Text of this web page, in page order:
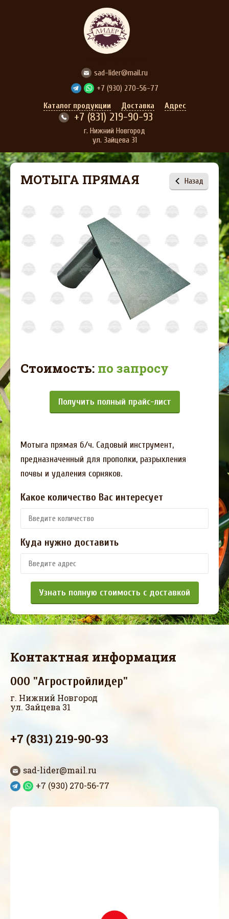
sad-lider@mail.ru
+7 (930) 270-56-77
Каталог продукции
Доставка Адрес
+7 (831) 219-90-93
г. Нижний Новгород
ул. Зайцева 31
МОТЫГА ПРЯМАЯ Назад
Стоимость: по запросу
Получить полный прайс-лист
Мотыга прямая б/ч. Садовый инструмент,
предназначенный для прополки, разрыхления
почвы и удаления сорняков.
Какое количество Вас интересует
Куда нужно доставить
Узнать полную стоимость с доставкой
Контактная информация
ООО "Агростройлидер"
г. Нижний Новгород
ул. Зайцева 31
+7 (831) 219-90-93
sad-lider@mail.ru
+7 (930) 270-56-77